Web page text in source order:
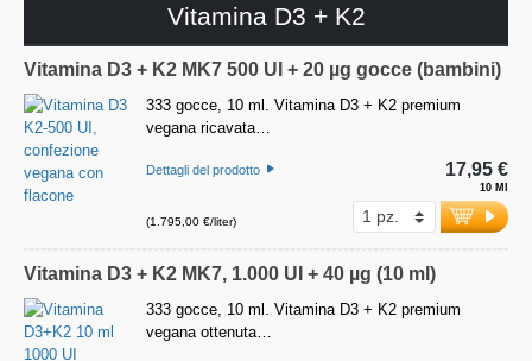
Vitamina D3 + K2
Vitamina D3 + K2 MK7 500 UI + 20 µg gocce (bambini)
333 gocce, 10 ml. Vitamina D3 + K2 premium
vegana ricavata…
Dettagli del prodotto
(1.795,00 €/liter)
10 Ml
17,95 €
Vitamina D3 + K2 MK7, 1.000 UI + 40 µg (10 ml)
333 gocce, 10 ml. Vitamina D3 + K2 premium
vegana ottenuta…